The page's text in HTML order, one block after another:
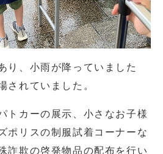
り、小雨が降っていました
されていました。
トカーの展示、小さなお子様
ポリスの制服試着コーナーな
詐欺の啓発物品の配布を行い